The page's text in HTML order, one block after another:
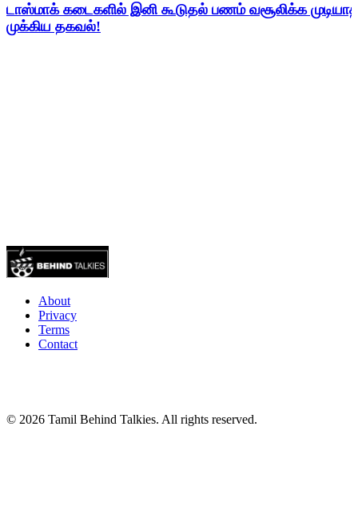
டாஸ்மாக் கடைகளில் இனி கூடுதல் பணம் வசூலிக்க
முக்கிய தகவல்!
About
Privacy
Terms
Contact
© 2026 Tamil Behind Talkies. All rights reserved.